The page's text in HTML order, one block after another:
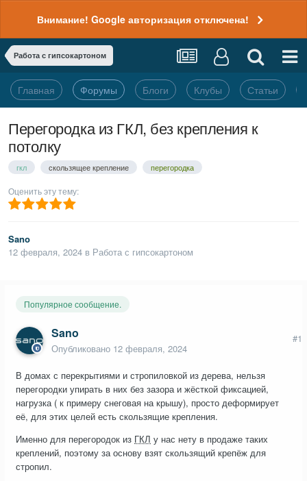
Внимание! Google авторизация отключена!
Работа с гипсокартоном
Главная Форумы Блоги Клубы Статьи
Перегородка из ГКЛ, без крепления к
потолку
гкл скользящее крепление перегородка
Оценить эту тему:
Sano
12 февраля, 2024 в Работа с гипсокартоном
Популярное сообщение.
Sano
Опубликовано 12 февраля, 2024
#1
В домах с перекрытиями и стропиловкой из дерева, нельзя
перегородки упирать в них без зазора и жёсткой фиксацией,
нагрузка ( к примеру снеговая на крышу), просто деформирует
её, для этих целей есть скользящие крепления.
Именно для перегородок из ГКЛ у нас нету в продаже таких
креплений, поэтому за основу взят скользящий крепёж для
стропил.